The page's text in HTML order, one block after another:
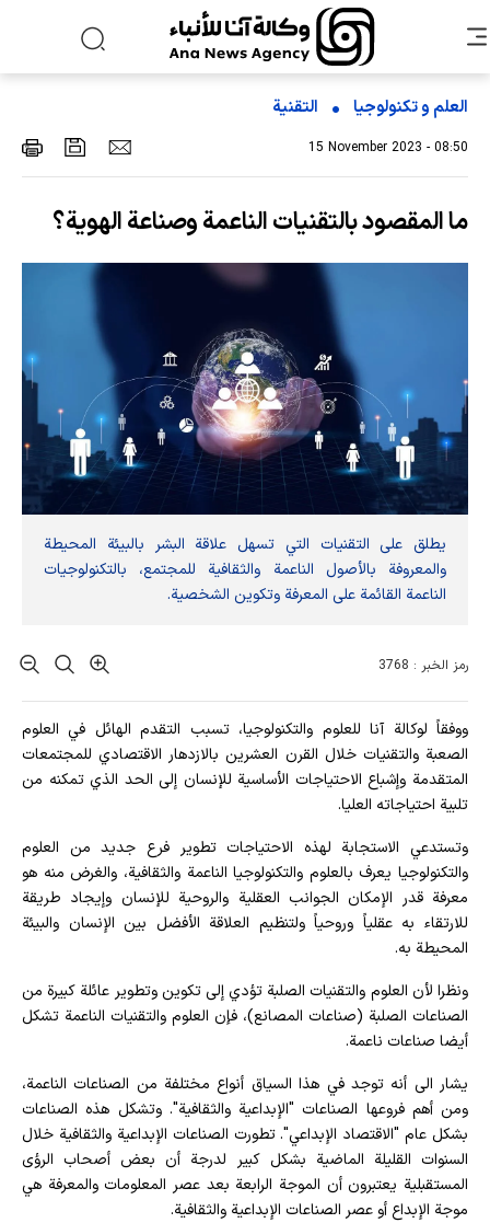
العلم و تکنولوجیا التقنیة
15 November 2023 - 08:50
ما المقصود بالتقنيات الناعمة وصناعة الهوية؟
يطلق على التقنيات التي تسهل علاقة البشر بالبيئة المحيطة
والمعروفة بالأصول الناعمة والثقافية للمجتمع، بالتكنولوجيات
الناعمة القائمة على المعرفة وتكوين الشخصية.
رمز الخبر : 3768
ووفقاً لوكالة آنا للعلوم والتكنولوجيا، تسبب التقدم الهائل في العلوم
الصعبة والتقنيات خلال القرن العشرين بالازدهار الاقتصادي للمجتمعات
المتقدمة وإشباع الاحتياجات الأساسية للإنسان إلى الحد الذي تمكنه من
تلبية احتياجاته العليا.
وتستدعي الاستجابة لهذه الاحتياجات تطوير فرع جديد من العلوم
والتكنولوجيا يعرف بالعلوم والتكنولوجيا الناعمة والثقافية، والغرض منه هو
معرفة قدر الإمكان الجوانب العقلية والروحية للإنسان وإيجاد طريقة
للارتقاء به عقلياً وروحياً ولتنظيم العلاقة الأفضل بين الإنسان والبيئة
المحيطة به.
ونظرا لأن العلوم والتقنيات الصلبة تؤدي إلى تكوين وتطوير عائلة كبيرة من
الصناعات الصلبة (صناعات المصانع)، فإن العلوم والتقنيات الناعمة تشكل
أيضا صناعات ناعمة.
يشار الى أنه توجد في هذا السياق أنواع مختلفة من الصناعات الناعمة،
ومن أهم فروعها الصناعات "الإبداعية والثقافية". وتشكل هذه الصناعات
بشكل عام "الاقتصاد الإبداعي". تطورت الصناعات الإبداعية والثقافية خلال
السنوات القليلة الماضية بشكل كبير لدرجة أن بعض أصحاب الرؤى
المستقبلية يعتبرون أن الموجة الرابعة بعد عصر المعلومات والمعرفة هي
موجة الإبداع أو عصر الصناعات الإبداعية والثقافية.